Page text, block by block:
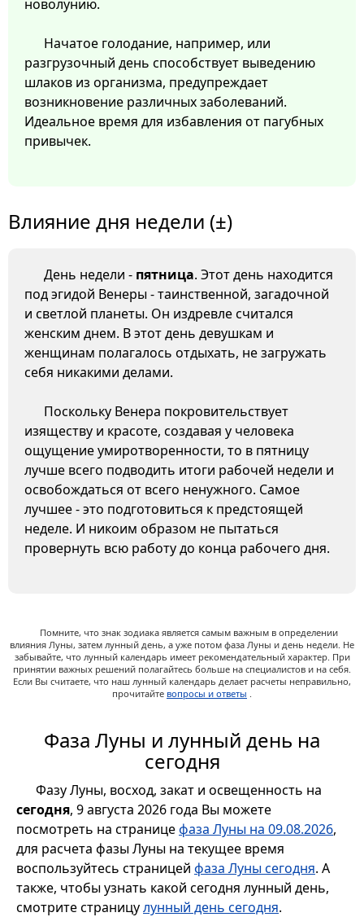
новолунию.
Начатое голодание, например, или
разгрузочный день способствует выведению
шлаков из организма, предупреждает
возникновение различных заболеваний.
Идеальное время для избавления от пагубных
привычек.
Влияние дня недели (±)
День недели - пятница. Этот день находится
под эгидой Венеры - таинственной, загадочной
и светлой планеты. Он издревле считался
женским днем. В этот день девушкам и
женщинам полагалось отдыхать, не загружать
себя никакими делами.
Поскольку Венера покровительствует
изяществу и красоте, создавая у человека
ощущение умиротворенности, то в пятницу
лучше всего подводить итоги рабочей недели и
освобождаться от всего ненужного. Самое
лучшее - это подготовиться к предстоящей
неделе. И никоим образом не пытаться
провернуть всю работу до конца рабочего дня.
Помните, что знак зодиака является самым важным в определении
влияния Луны, затем лунный день, а уже потом фаза Луны и день недели. Не
забывайте, что лунный календарь имеет рекомендательный характер. При
принятии важных решений полагайтесь больше на специалистов и на себя.
Если Вы считаете, что наш лунный календарь делает расчеты неправильно,
прочитайте вопросы и ответы .
Фаза Луны и лунный день на
сегодня
Фазу Луны, восход, закат и освещенность на
сегодня, 9 августа 2026 года Вы можете
посмотреть на страницефаза Луны на 09.08.2026,
для расчета фазы Луны на текущее время
воспользуйтесь страницей фаза Луны сегодня. А
также, чтобы узнать какой сегодня лунный день,
смотрите страницулунный день сегодня.